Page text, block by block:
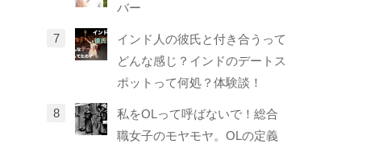
バー
インド人の彼氏と付き合うって
どんな感じ？インドのデートス
ポットって何処？体験談！
私をOLって呼ばないで！総合
職女子のモヤモヤ。OLの定義